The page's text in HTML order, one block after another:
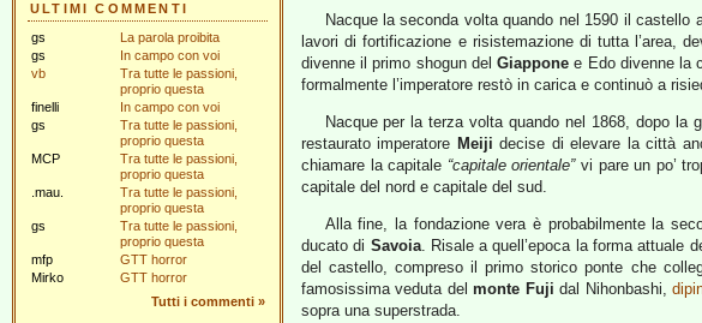
ULTIMI COMMENTI
gs
La parola proibita
gs
In campo con voi
vb
Tra tutte le passioni,
proprio questa
finelli
In campo con voi
gs
Tra tutte le passioni,
proprio questa
MCP
Tra tutte le passioni,
proprio questa
.mau.
Tra tutte le passioni,
proprio questa
gs
Tra tutte le passioni,
proprio questa
mfp
GTT horror
Mirko
GTT horror
Tutti i commenti »
Nacque la seconda volta quando nel 1590 il castello
lavori di fortificazione e risistemazione di tutta l’area,
divenne il primo shogun delGiappone e Edo divenne la
formalmente l’imperatore restò in carica e continuò a
Nacque per la terza volta quando nel 1868, dopo la
restaurato imperatore Meiji decise di elevare la città
chiamare la capitale “capitale orientale”vi pare un po’
capitale del nord e capitale del sud.
Alla fine, la fondazione vera è probabilmente la
ducato di Savoia. Risale a quell’epoca la forma attuale
del castello, compreso il primo storico ponte che
famosissima veduta delmonte Fuji dal Nihonbashi,
sopra una superstrada.